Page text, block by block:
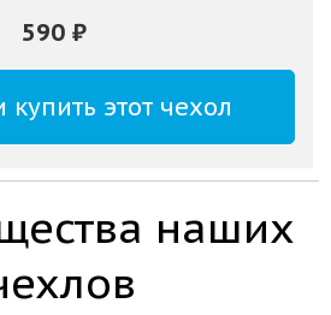
590 ₽
купить этот чехол
наших